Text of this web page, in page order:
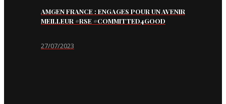
AMGEN FRANCE : ENGAGES POUR UN AVENIR
MEILLEUR #RSE #COMMITTED4GOOD
27/07/2023